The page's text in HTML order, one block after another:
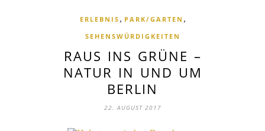
ERLEBNIS , PARK/GARTEN ,
SEHENSWÜRDIGKEITEN
RAUS INS GRÜNE –
NATUR IN UND UM
BERLIN
22. AUGUST 2017